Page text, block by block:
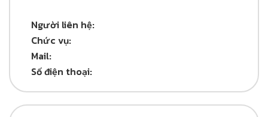
Người liên hệ:
Chức vụ:
Mail:
Số điện thoại: